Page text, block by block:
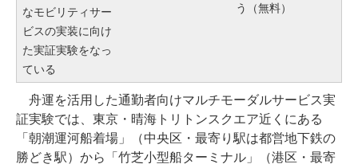
なモビリティサー
ビスの実装に向け
た実証実験をなっ
ている
う（無料）
舟運を活用した通勤者向けマルチモーダルサービス実
証実験では、東京・晴海トリトンスクエア近くにある
「朝潮運河船着場」（中央区・最寄り駅は都営地下鉄の
勝どき駅）から「竹芝小型船ターミナル」（港区・最寄